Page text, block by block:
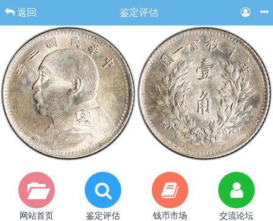
返回 鉴定评估
网站首页 鉴定评估 钱币市场 交流论坛